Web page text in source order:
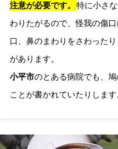
注意が必要です。
特に小さ
わりたがるので、怪我の傷
口、鼻のまわりをさわった
があります。
小平市のとある病院でも、
ことが書かれていたりします